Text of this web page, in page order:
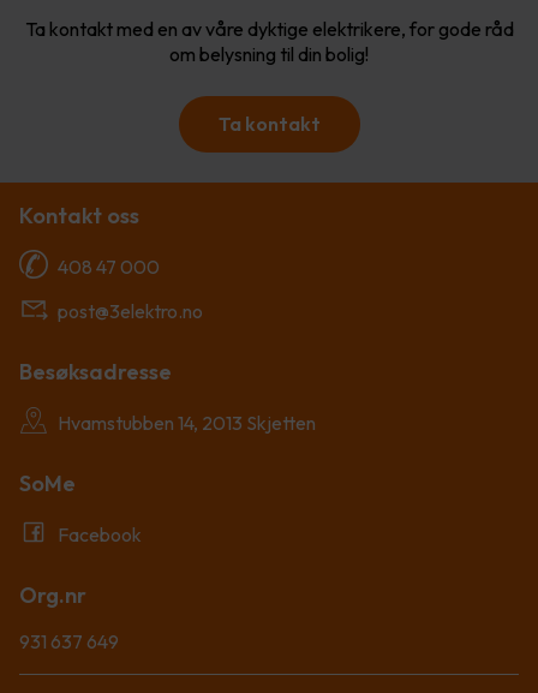
Ta kontakt med en av våre dyktige elektrikere, for gode råd
om belysning til din bolig!
Ta kontakt
Kontakt oss
408 47 000
post@3elektro.no
Besøksadresse
Hvamstubben 14, 2013 Skjetten
SoMe
Facebook
Org.nr
931 637 649